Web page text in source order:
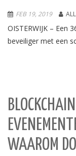
FEB 19, 2019
OISTERWIJK – Een
beveiliger met een
WAAROM